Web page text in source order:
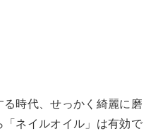
時代、せっかく綺麗に磨
ネイルオイル」は有効で